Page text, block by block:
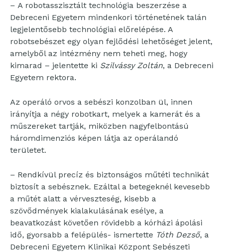
– A robotasszisztált technológia beszerzése a
Debreceni Egyetem mindenkori történetének talán
legjelentősebb technológiai előrelépése. A
robotsebészet egy olyan fejlődési lehetőséget jelent,
amelyből az intézmény nem teheti meg, hogy
kimarad – jelentette ki Szilvássy Zoltán, a Debreceni
Egyetem rektora.
Az operáló orvos a sebészi konzolban ül, innen
irányítja a négy robotkart, melyek a kamerát és a
műszereket tartják, miközben nagyfelbontású
háromdimenziós képen látja az operálandó
területet.
– Rendkívül precíz és biztonságos műtéti technikát
biztosít a sebésznek. Ezáltal a betegeknél kevesebb
a műtét alatt a vérveszteség, kisebb a
szövődmények kialakulásának esélye, a
beavatkozást követően rövidebb a kórházi ápolási
idő, gyorsabb a felépülés- ismertette Tóth Dezső, a
Debreceni Egyetem Klinikai Központ Sebészeti